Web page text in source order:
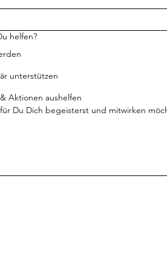
helfen?
unterstützen
Aktionen aushelfen
Du Dich begeisterst und mitwirken